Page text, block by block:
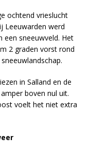
ochtend vrieslucht
Leeuwarden werd
een sneeuwveld. Het
2 graden vorst rond
in Salland en de
boven nul uit.
voelt het niet extra